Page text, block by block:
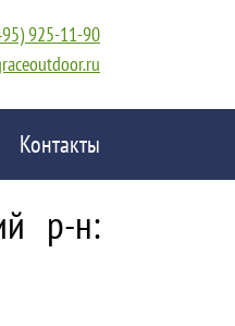
925-11-90
Контакты
р-н: